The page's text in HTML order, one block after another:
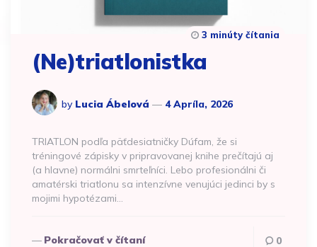
(Ne)triatlonistka
by Lucia Ábelová 4 Apríla, 2026
3 minúty čítania
TRIATLON podľa päťdesiatničky Dúfam, že si
tréningové zápisky v pripravovanej knihe prečítajú aj
(a hlavne) normálni smrteľníci. Lebo profesionálni či
amatérski triatlonu sa intenzívne venujúci jedinci by s
mojimi hypotézami…
Pokračovať v čítaní 0